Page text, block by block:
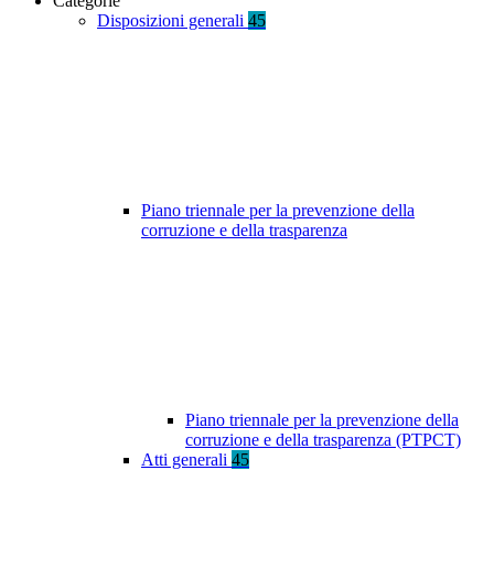
Disposizioni generali 45
Piano triennale per la prevenzione della
corruzione e della trasparenza
Piano triennale per la prevenzione della
corruzione e della trasparenza (PTPCT)
Atti generali 45